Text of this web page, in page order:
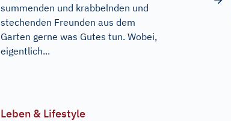
summenden und krabbelnden und
stechenden Freunden aus dem
Garten gerne was Gutes tun. Wobei,
eigentlich...
Leben & Lifestyle